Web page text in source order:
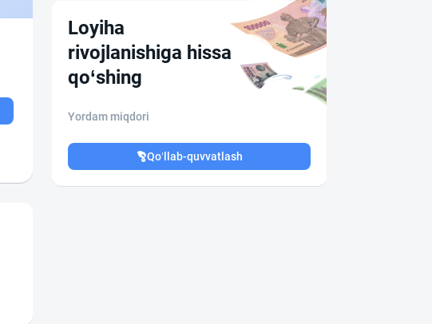
Loyiha
rivojlanishiga hissa
qo‘shing
Yordam miqdori
Qo‘llab-quvvatlash